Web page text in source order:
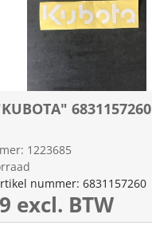
6831157260
1223685
nummer: 6831157260
excl. BTW